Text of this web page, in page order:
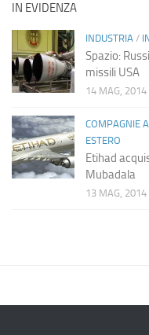
IN EVIDENZA
INDUSTRIA /
Spazio:
missili USA
14 MAG, 2014
COMPAGNIE
ESTERO
Etihad
Mubadala
13 MAG, 2014